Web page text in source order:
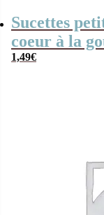
Sucettes
coeur à la
cerise x5
1,49€